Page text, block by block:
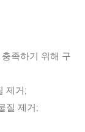
족하기 위해 구
제거;
질 제거;